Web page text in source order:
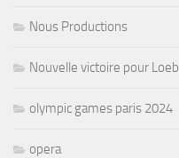
Nous Productions
Nouvelle victoire pour Loeb
olympic games paris 2024
opera